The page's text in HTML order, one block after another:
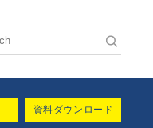
資料ダウンロード